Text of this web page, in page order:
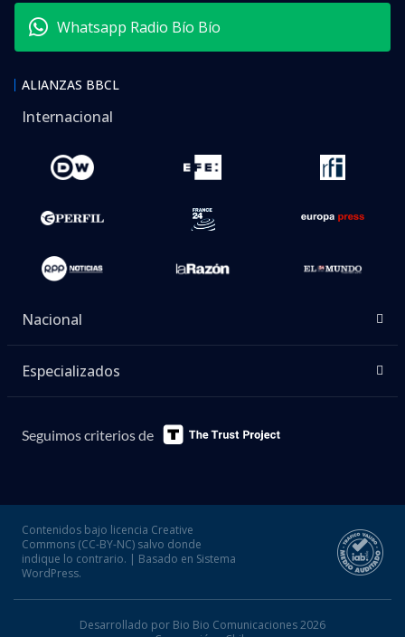
Whatsapp Radio Bío Bío
ALIANZAS BBCL
Internacional
Nacional
Especializados
Seguimos criterios de
Contenidos bajo licencia Creative
Commons (CC-BY-NC) salvo donde
indique lo contrario. | Basado en Sistema
WordPress.
Desarrollado por Bio Bio Comunicaciones 2026